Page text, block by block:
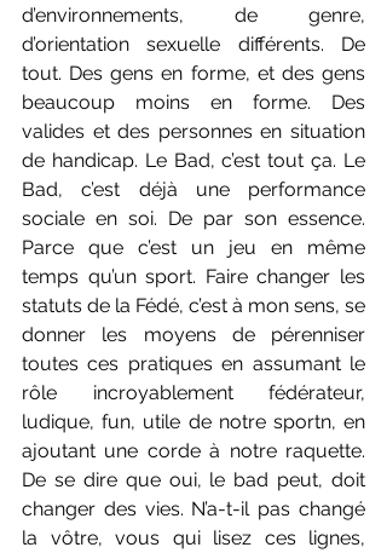
d’environnements, de genre,
d’orientation sexuelle différents. De
tout. Des gens en forme, et des gens
beaucoup moins en forme. Des
valides et des personnes en situation
de handicap. Le Bad, c’est tout ça. Le
Bad, c’est déjà une performance
sociale en soi. De par son essence.
Parce que c’est un jeu en même
temps qu’un sport. Faire changer les
statuts de la Fédé, c’est à mon sens, se
donner les moyens de pérenniser
toutes ces pratiques en assumant le
rôle incroyablement fédérateur,
ludique, fun, utile de notre sportn, en
ajoutant une corde à notre raquette.
De se dire que oui, le bad peut, doit
changer des vies. N’a-t-il pas changé
la vôtre, vous qui lisez ces lignes,